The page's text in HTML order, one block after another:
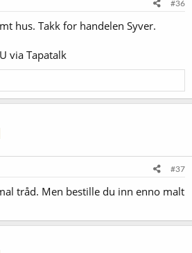
#36
hus. Takk for handelen Syver.
via Tapatalk
#37
tråd. Men bestille du inn enno malt